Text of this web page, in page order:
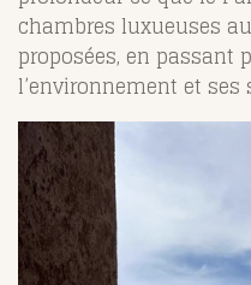
chambres luxueuses
proposées, en passant
l’environnement et